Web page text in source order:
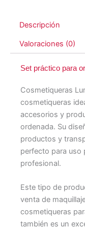
Descripción
Valoraciones (0)
Set práctico para
Cosmetiqueras
cosmetiqueras
accesorios y
ordenada. Su
productos y
perfecto para uso
profesional.
Este tipo de
venta de
cosmetiqueras
también es un